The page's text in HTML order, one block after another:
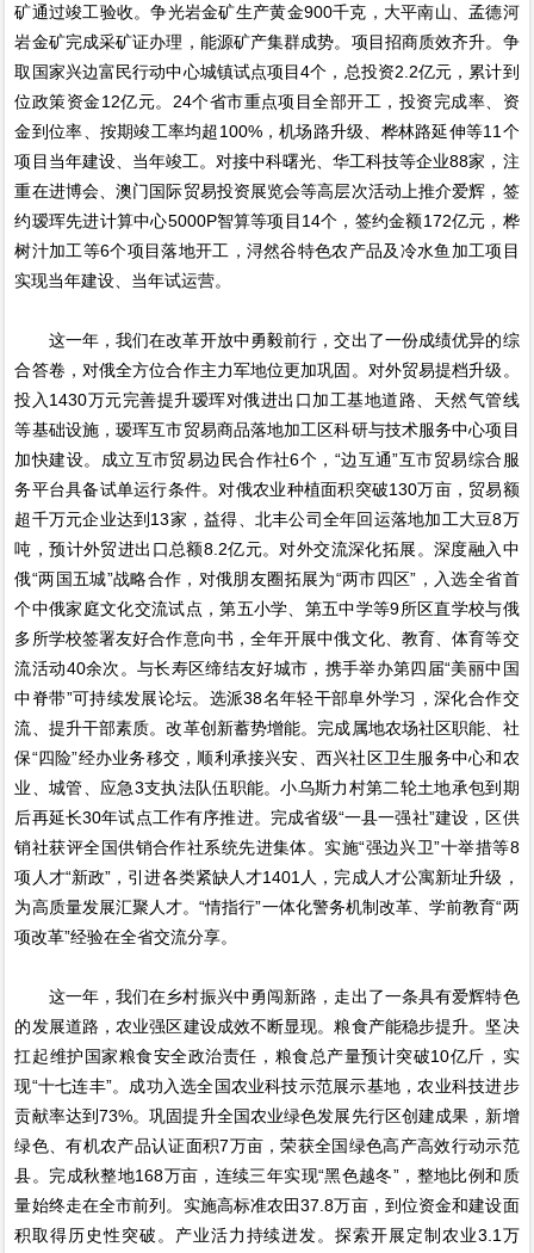
矿通过竣工验收。争光岩金矿生产黄金900千克，大平南山、孟德河
岩金矿完成采矿证办理，能源矿产集群成势。项目招商质效齐升。争
取国家兴边富民行动中心城镇试点项目4个，总投资2.2亿元，累计到
位政策资金12亿元。24个省市重点项目全部开工，投资完成率、资
金到位率、按期竣工率均超100%，机场路升级、桦林路延伸等11个
项目当年建设、当年竣工。对接中科曙光、华工科技等企业88家，注
重在进博会、澳门国际贸易投资展览会等高层次活动上推介爱辉，签
约瑷珲先进计算中心5000P智算等项目14个，签约金额172亿元，桦
树汁加工等6个项目落地开工，浔然谷特色农产品及冷水鱼加工项目
实现当年建设、当年试运营。
这一年，我们在改革开放中勇毅前行，交出了一份成绩优异的综
合答卷，对俄全方位合作主力军地位更加巩固。对外贸易提档升级。
投入1430万元完善提升瑷珲对俄进出口加工基地道路、天然气管线
等基础设施，瑷珲互市贸易商品落地加工区科研与技术服务中心项目
加快建设。成立互市贸易边民合作社6个，“边互通”互市贸易综合服
务平台具备试单运行条件。对俄农业种植面积突破130万亩，贸易额
超千万元企业达到13家，益得、北丰公司全年回运落地加工大豆8万
吨，预计外贸进出口总额8.2亿元。对外交流深化拓展。深度融入中
俄“两国五城”战略合作，对俄朋友圈拓展为“两市四区”，入选全省首
个中俄家庭文化交流试点，第五小学、第五中学等9所区直学校与俄
多所学校签署友好合作意向书，全年开展中俄文化、教育、体育等交
流活动40余次。与长寿区缔结友好城市，携手举办第四届“美丽中国
中脊带”可持续发展论坛。选派38名年轻干部阜外学习，深化合作交
流、提升干部素质。改革创新蓄势增能。完成属地农场社区职能、社
保“四险”经办业务移交，顺利承接兴安、西兴社区卫生服务中心和农
业、城管、应急3支执法队伍职能。小乌斯力村第二轮土地承包到期
后再延长30年试点工作有序推进。完成省级“一县一强社”建设，区供
销社获评全国供销合作社系统先进集体。实施“强边兴卫”十举措等8
项人才“新政”，引进各类紧缺人才1401人，完成人才公寓新址升级，
为高质量发展汇聚人才。“情指行”一体化警务机制改革、学前教育“两
项改革”经验在全省交流分享。
这一年，我们在乡村振兴中勇闯新路，走出了一条具有爱辉特色
的发展道路，农业强区建设成效不断显现。粮食产能稳步提升。坚决
扛起维护国家粮食安全政治责任，粮食总产量预计突破10亿斤，实
现“十七连丰”。成功入选全国农业科技示范展示基地，农业科技进步
贡献率达到73%。巩固提升全国农业绿色发展先行区创建成果，新增
绿色、有机农产品认证面积7万亩，荣获全国绿色高产高效行动示范
县。完成秋整地168万亩，连续三年实现“黑色越冬”，整地比例和质
量始终走在全市前列。实施高标准农田37.8万亩，到位资金和建设面
积取得历史性突破。产业活力持续迸发。探索开展定制农业3.1万